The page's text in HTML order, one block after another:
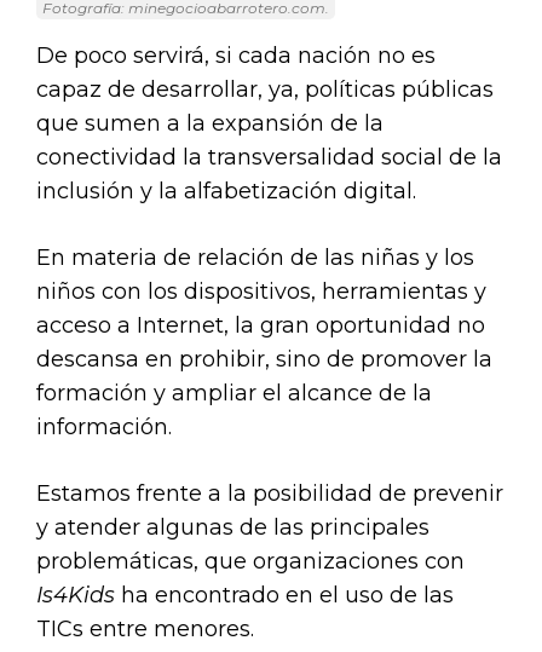
Fotografía: minegocioabarrotero.com.
De poco servirá, si cada nación no es
capaz de desarrollar, ya, políticas públicas
que sumen a la expansión de la
conectividad la transversalidad social de la
inclusión y la alfabetización digital.
En materia de relación de las niñas y los
niños con los dispositivos, herramientas y
acceso a Internet, la gran oportunidad no
descansa en prohibir, sino de promover la
formación y ampliar el alcance de la
información.
Estamos frente a la posibilidad de prevenir
y atender algunas de las principales
problemáticas, que organizaciones con
Is4Kids ha encontrado en el uso de las
TICs entre menores.